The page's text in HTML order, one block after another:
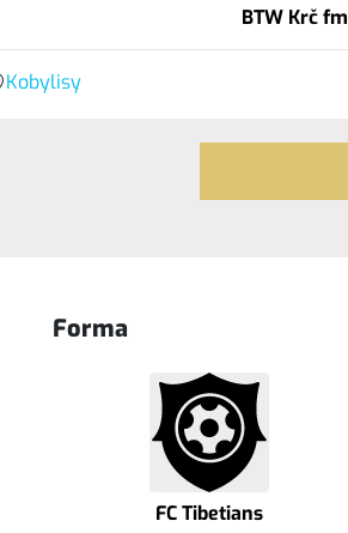
BTW Krč fm
Kobylisy
Forma
FC Tibetians